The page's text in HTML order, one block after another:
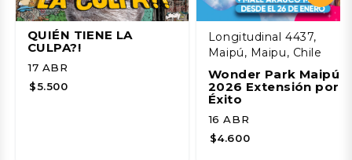
QUIÉN TIENE LA
CULPA?!
17 ABR
$5.500
Longitudinal 4437,
Maipú, Maipu, Chile
Wonder Park Maipú
2026 Extensión por
Éxito
16 ABR
$4.600